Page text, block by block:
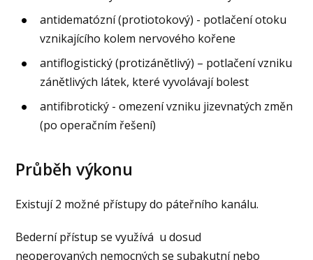
antidematózní (protiotokový) - potlačení otoku
vznikajícího kolem nervového kořene
antiflogistický (protizánětlivý) – potlačení vzniku
zánětlivých látek, které vyvolávají bolest
antifibrotický - omezení vzniku jizevnatých změn
(po operačním řešení)
Průběh výkonu
Existují 2 možné přístupy do páteřního kanálu.
Bederní přístup se využívá u dosud
neoperovaných nemocných se subakutní nebo